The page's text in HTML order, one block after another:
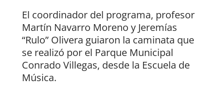
El coordinador del programa, profesor
Martín Navarro Moreno y Jeremías
“Rulo” Olivera guiaron la caminata que
se realizó por el Parque Municipal
Conrado Villegas, desde la Escuela de
Música.